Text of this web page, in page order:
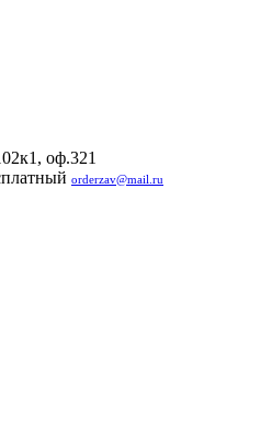
оф.321
orderzav@mail.ru